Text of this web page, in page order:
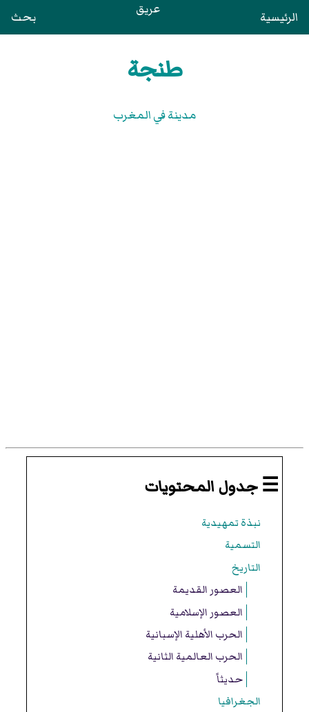
الرئيسية عريق بحث
طنجة
مدينة في المغرب
☰ جدول المحتويات
نبذة تمهيدية
التسمية
التاريخ
العصور القديمة
العصور الإسلامية
الحرب الأهلية الإسبانية
الحرب العالمية الثانية
حديثاً
الجغرافيا